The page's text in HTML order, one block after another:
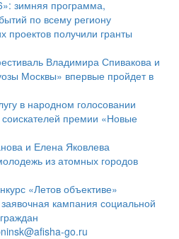
зимняя программа,
по всему региону
проектов получили гранты
Владимира Спивакова и
Москвы» впервые пройдет в
в народном голосовании
соискателей премии «Новые
и Елена Яковлева
из атомных городов
«Летов объективе»
кампания социальной
go.ru